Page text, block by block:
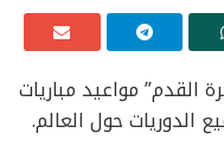
القدم” مواعيد مباريات